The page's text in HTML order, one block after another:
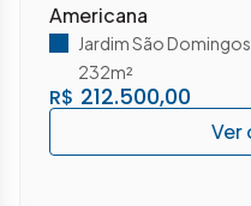
Americana
R$ 212.500,00
Jardim São Domingos
232m²